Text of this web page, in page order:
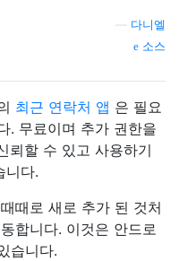
다니엘
소스
최근 연락처 앱 은 필요
. 무료이며 추가 권한을
뢰할 수 있고 사용하기
니다.
때로 새로 추가 된 것처
합니다. 이것은 안드로
습니다.